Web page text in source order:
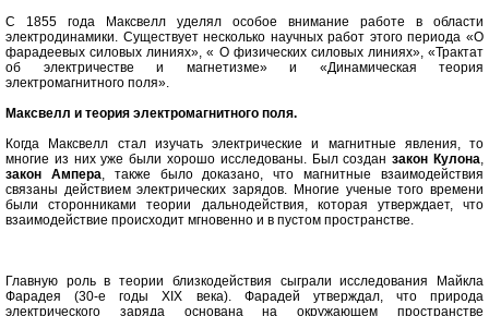
С 1855 года Максвелл уделял особое внимание работе в области
электродинамики. Существует несколько научных работ этого периода «О
фарадеевых силовых линиях», « О физических силовых линиях», «Трактат
об электричестве и магнетизме» и «Динамическая теория
электромагнитного поля».
Максвелл и теория электромагнитного поля.
Когда Максвелл стал изучать электрические и магнитные явления, то
многие из них уже были хорошо исследованы. Был созданзакон Кулона,
закон Ампера, также было доказано, что магнитные взаимодействия
связаны действием электрических зарядов. Многие ученые того времени
были сторонниками теории дальнодействия, которая утверждает, что
взаимодействие происходит мгновенно и в пустом пространстве.
Главную роль в теории близкодействия сыграли исследования Майкла
Фарадея (30-е годы XIX века). Фарадей утверждал, что природа
электрического заряда основана на окружающем пространстве